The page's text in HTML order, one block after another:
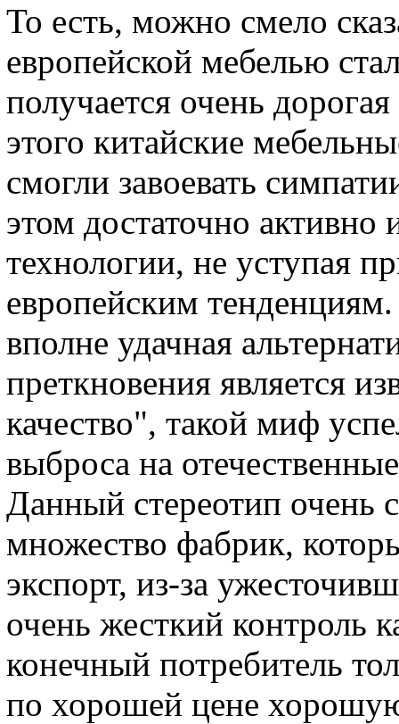
То есть, можно смело
европейской мебелью
получается очень
этого китайские
смогли завоевать
этом достаточно активно
технологии, не уступая
европейским
вполне удачная
преткновения является
качество", такой миф
выброса на
Данный стереотип очень
множество фабрик,
экспорт, из-за
очень жесткий контроль
конечный потребитель
по хорошей цене